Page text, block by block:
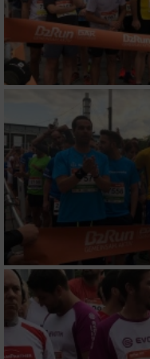
Verwendung
IAB-Besonderheiten:
Verwendung genauer
Geräte anhand von
Informationen
Nicht-IAB-
Performance
Funktional